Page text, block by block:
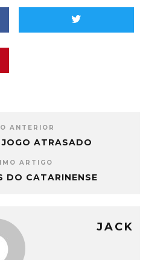
ANTERIOR
ATRASADO
ARTIGO
DO CATARINENSE
JACK